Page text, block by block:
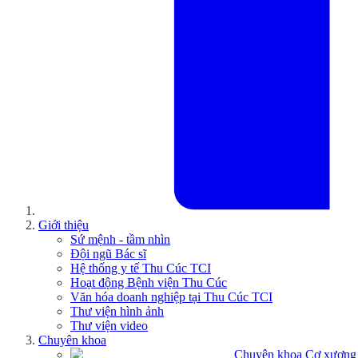
Giới thiệu
Sứ mệnh - tầm nhìn
Đội ngũ Bác sĩ
Hệ thống y tế Thu Cúc TCI
Hoạt động Bệnh viện Thu Cúc
Văn hóa doanh nghiệp tại Thu Cúc TCI
Thư viện hình ảnh
Thư viện video
Chuyên khoa
Chuyên khoa Cơ